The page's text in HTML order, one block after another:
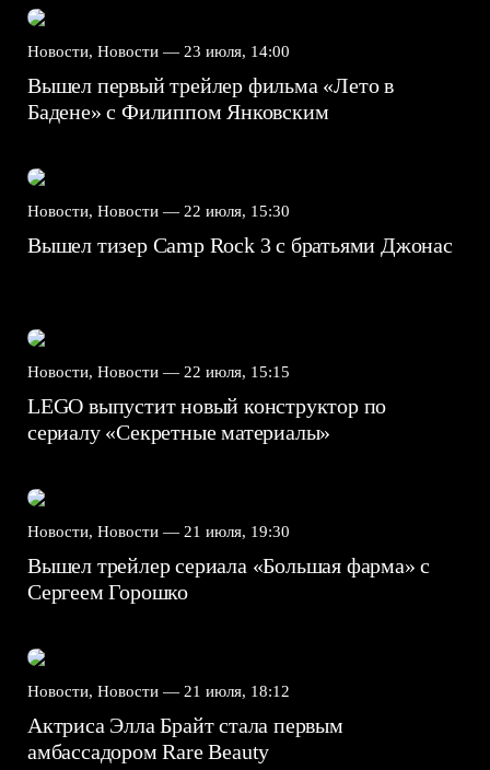
Новости, Новости — 23 июля, 14:00
Вышел первый трейлер фильма «Лето в
Бадене» с Филиппом Янковским
Новости, Новости — 22 июля, 15:30
Вышел тизер Camp Rock 3 с братьями Джонас
Новости, Новости — 22 июля, 15:15
LEGO выпустит новый конструктор по
сериалу «Секретные материалы»
Новости, Новости — 21 июля, 19:30
Вышел трейлер сериала «Большая фарма» с
Сергеем Горошко
Новости, Новости — 21 июля, 18:12
Актриса Элла Брайт стала первым
амбассадором Rare Beauty